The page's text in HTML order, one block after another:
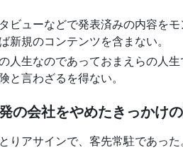
ビューなどで発表済みの内容を
新規のコンテンツを含まない。
人生なのであっておまえらの人
と言わざるを得ない。
の会社をやめたきっかけ
りアサインで、客先常駐であっ